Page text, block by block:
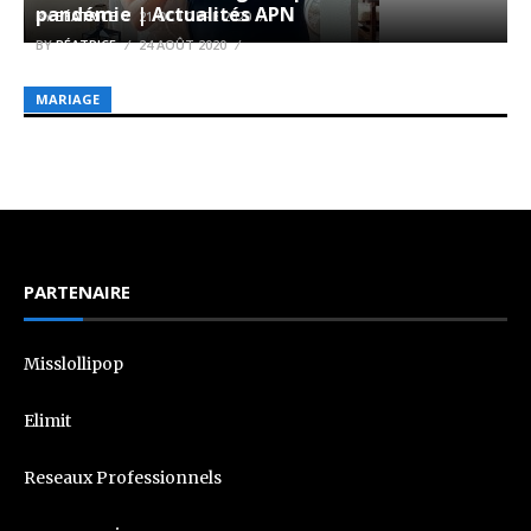
BYBÉATRICE 21 OCTOBRE 2020
MARIAGE
pandémie | Actualités APN
BYBÉATRICE 24 AOÛT 2020
PARTENAIRE
Misslollipop
Elimit
Reseaux Professionnels